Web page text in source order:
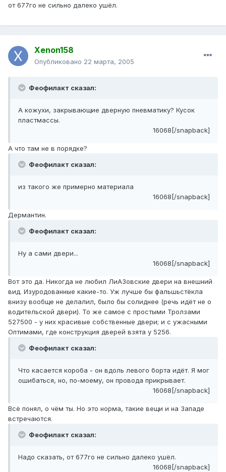
от 677го не сильно далеко ушёл.
Xenon158
Опубликовано 22 марта, 2005
Феофилакт сказал:
А кожухи, закрывающие дверную пневматику? Кусок
пластмассы.
16068[/snapback]
А что там не в порядке?
Феофилакт сказал:
из такого же примерно материала
16068[/snapback]
Дермантин.
Феофилакт сказал:
Ну а сами двери...
16068[/snapback]
Вот это да. Никогда не любил ЛиАЗовские двери на внешний
вид. Изуродованные какие-то. Уж лучше бы фальшьстёкла
внизу вообще не делалил, было бы солиднее (речь идёт не о
водительской двери). То же самое с простыми Тролзами
527500 - у них красивые собственные двери; и с ужасными
Оптимами, где конструкция дверей взята у 5256.
Феофилакт сказал:
Что касается короба - он вдоль левого борта идёт. Я мог
ошибаться, но, по-моему, он провода прикрывает.
16068[/snapback]
Всё понял, о чём ты. Но это норма, такие вещи и на Западе
встречаются.
Феофилакт сказал:
Надо сказать, от 677го не сильно далеко ушёл.
16068[/snapback]